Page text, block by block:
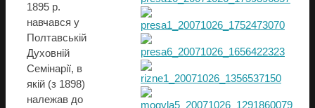
1895 р.
навчався у
Полтавській
Духовній
Семінарії, в
якій (з 1898)
належав до